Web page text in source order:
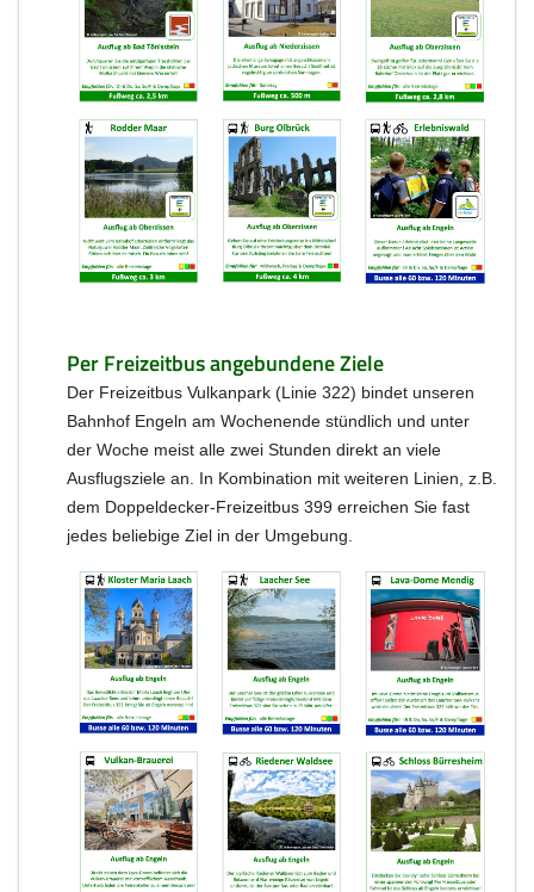
Per Freizeitbus angebundene Ziele
Der Freizeitbus Vulkanpark (Linie 322) bindet unseren
Bahnhof Engeln am Wochenende stündlich und unter
der Woche meist alle zwei Stunden direkt an viele
Ausflugsziele an. In Kombination mit weiteren Linien, z.B.
dem Doppeldecker-Freizeitbus 399 erreichen Sie fast
jedes beliebige Ziel in der Umgebung.